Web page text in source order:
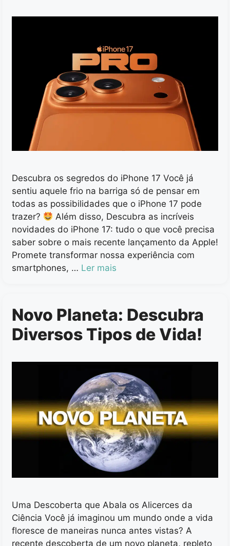
Descubra os segredos do iPhone 17 Você já
sentiu aquele frio na barriga só de pensar em
todas as possibilidades que o iPhone 17 pode
trazer?
Além disso, Descubra as incríveis
novidades do iPhone 17: tudo o que você precisa
saber sobre o mais recente lançamento da Apple!
Promete transformar nossa experiência com
smartphones, … Ler mais
Novo Planeta: Descubra
Diversos Tipos de Vida!
Uma Descoberta que Abala os Alicerces da
Ciência Você já imaginou um mundo onde a vida
floresce de maneiras nunca antes vistas? A
recente descoberta de um novo planeta, repleto